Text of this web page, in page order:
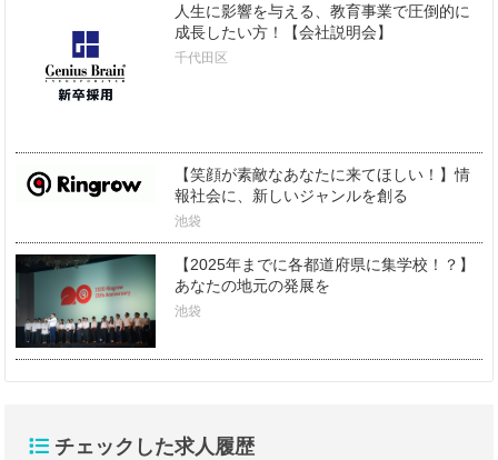
人生に影響を与える、教育事業で圧倒的に
成長したい方！【会社説明会】
千代田区
【笑顔が素敵なあなたに来てほしい！】情
報社会に、新しいジャンルを創る
池袋
【2025年までに各都道府県に集学校！？】
あなたの地元の発展を
池袋
チェックした求人履歴